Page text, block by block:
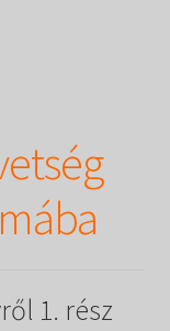
1. rész